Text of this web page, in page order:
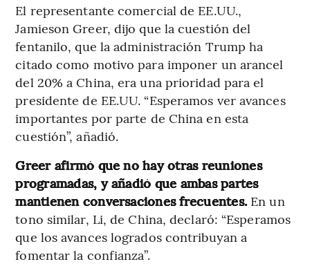
El representante comercial de EE.UU.,
Jamieson Greer, dijo que la cuestión del
fentanilo, que la administración Trump ha
citado como motivo para imponer un arancel
del 20% a China, era una prioridad para el
presidente de EE.UU. “Esperamos ver avances
importantes por parte de China en esta
cuestión”, añadió.
Greer afirmó que no hay otras reuniones
programadas, y añadió que ambas partes
mantienen conversaciones frecuentes. En un
tono similar, Li, de China, declaró: “Esperamos
que los avances logrados contribuyan a
fomentar la confianza”.